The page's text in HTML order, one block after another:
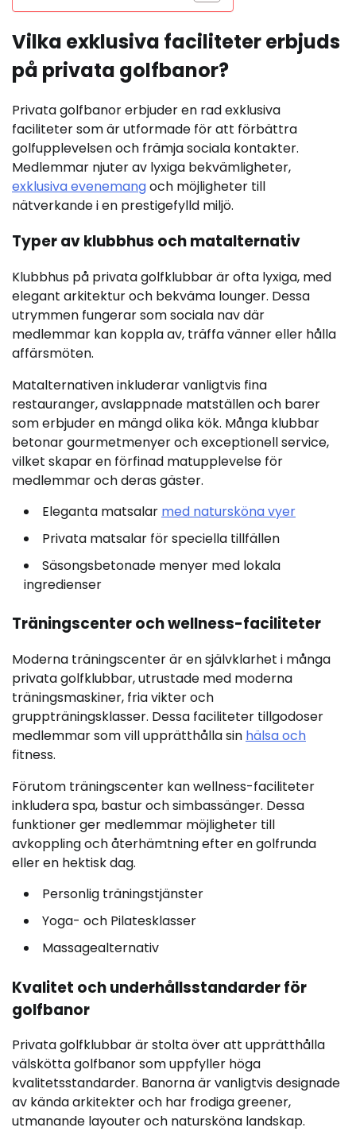
Vilka exklusiva faciliteter erbjuds
på privata golfbanor?
Privata golfbanor erbjuder en rad exklusiva
faciliteter som är utformade för att förbättra
golfupplevelsen och främja sociala kontakter.
Medlemmar njuter av lyxiga bekvämligheter,
exklusiva evenemangoch möjligheter till
nätverkande i en prestigefylld miljö.
Typer av klubbhus och matalternativ
Klubbhus på privata golfklubbar är ofta lyxiga, med
elegant arkitektur och bekväma lounger. Dessa
utrymmen fungerar som sociala nav där
medlemmar kan koppla av, träffa vänner eller hålla
affärsmöten.
Matalternativen inkluderar vanligtvis fina
restauranger, avslappnade matställen och barer
som erbjuder en mängd olika kök. Många klubbar
betonar gourmetmenyer och exceptionell service,
vilket skapar en förfinad matupplevelse för
medlemmar och deras gäster.
Eleganta matsalar med natursköna vyer
Privata matsalar för speciella tillfällen
Säsongsbetonade menyer med lokala
ingredienser
Träningscenter och wellness-faciliteter
Moderna träningscenter är en självklarhet i många
privata golfklubbar, utrustade med moderna
träningsmaskiner, fria vikter och
gruppträningsklasser. Dessa faciliteter tillgodoser
medlemmar som vill upprätthålla sin hälsa och
fitness.
Förutom träningscenter kan wellness-faciliteter
inkludera spa, bastur och simbassänger. Dessa
funktioner ger medlemmar möjligheter till
avkoppling och återhämtning efter en golfrunda
eller en hektisk dag.
Personlig träningstjänster
Yoga- och Pilatesklasser
Massagealternativ
Kvalitet och underhållsstandarder för
golfbanor
Privata golfklubbar är stolta över att upprätthålla
välskötta golfbanor som uppfyller höga
kvalitetsstandarder. Banorna är vanligtvis designade
av kända arkitekter och har frodiga greener,
utmanande layouter och natursköna landskap.